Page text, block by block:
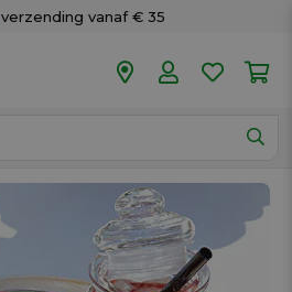
verzending vanaf € 35
50 winkels